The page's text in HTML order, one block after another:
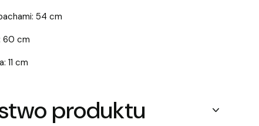
54 cm
60 cm
11 cm
produktu